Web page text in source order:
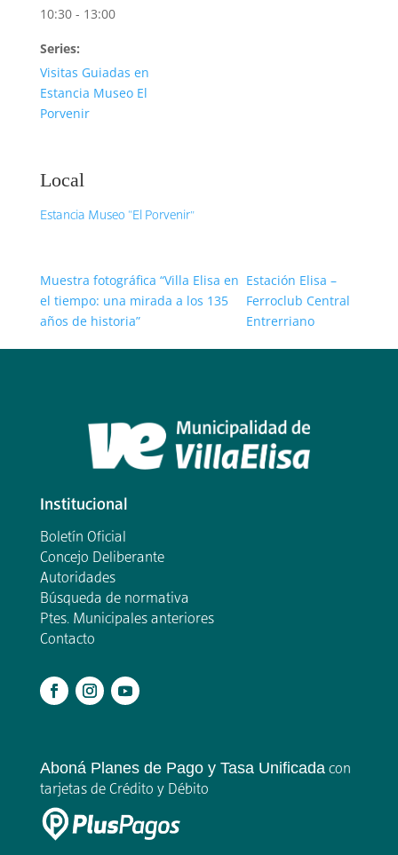
10:30 - 13:00
Series:
Visitas Guiadas en
Estancia Museo El
Porvenir
Local
Estancia Museo “El Porvenir”
Muestra fotográfica “Villa Elisa en
el tiempo: una mirada a los 135
años de historia”
Estación Elisa –
Ferroclub Central
Entrerriano
Institucional
Boletín Oficial
Concejo Deliberante
Autoridades
Búsqueda de normativa
Ptes. Municipales anteriores
Contacto
Aboná Planes de Pago y Tasa Unificadacon
tarjetas de Crédito y Débito